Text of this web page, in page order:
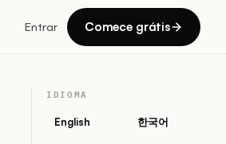
Entrar Comece grátis
IDIOMA
English 한국어